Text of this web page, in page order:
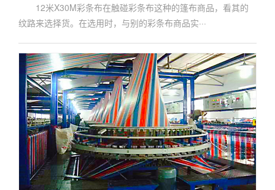
12米X30M彩条布在触碰彩条布这种的篷布商品，看其的
纹路来选择货。在选用时，与别的彩条布商品实···